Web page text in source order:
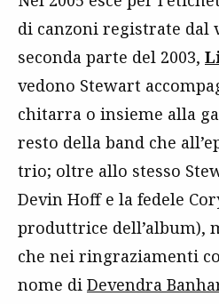
di canzoni registrate dal
seconda parte del 2003,
vedono Stewart
chitarra o insieme alla
resto della band che
trio; oltre allo stesso
Devin Hoff e la fedele
produttrice dell’album),
che nei ringraziamenti
nome di Devendra